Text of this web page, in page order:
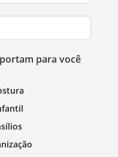
para você